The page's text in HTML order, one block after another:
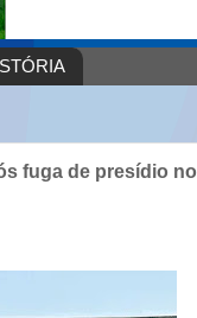
fuga de presídio no